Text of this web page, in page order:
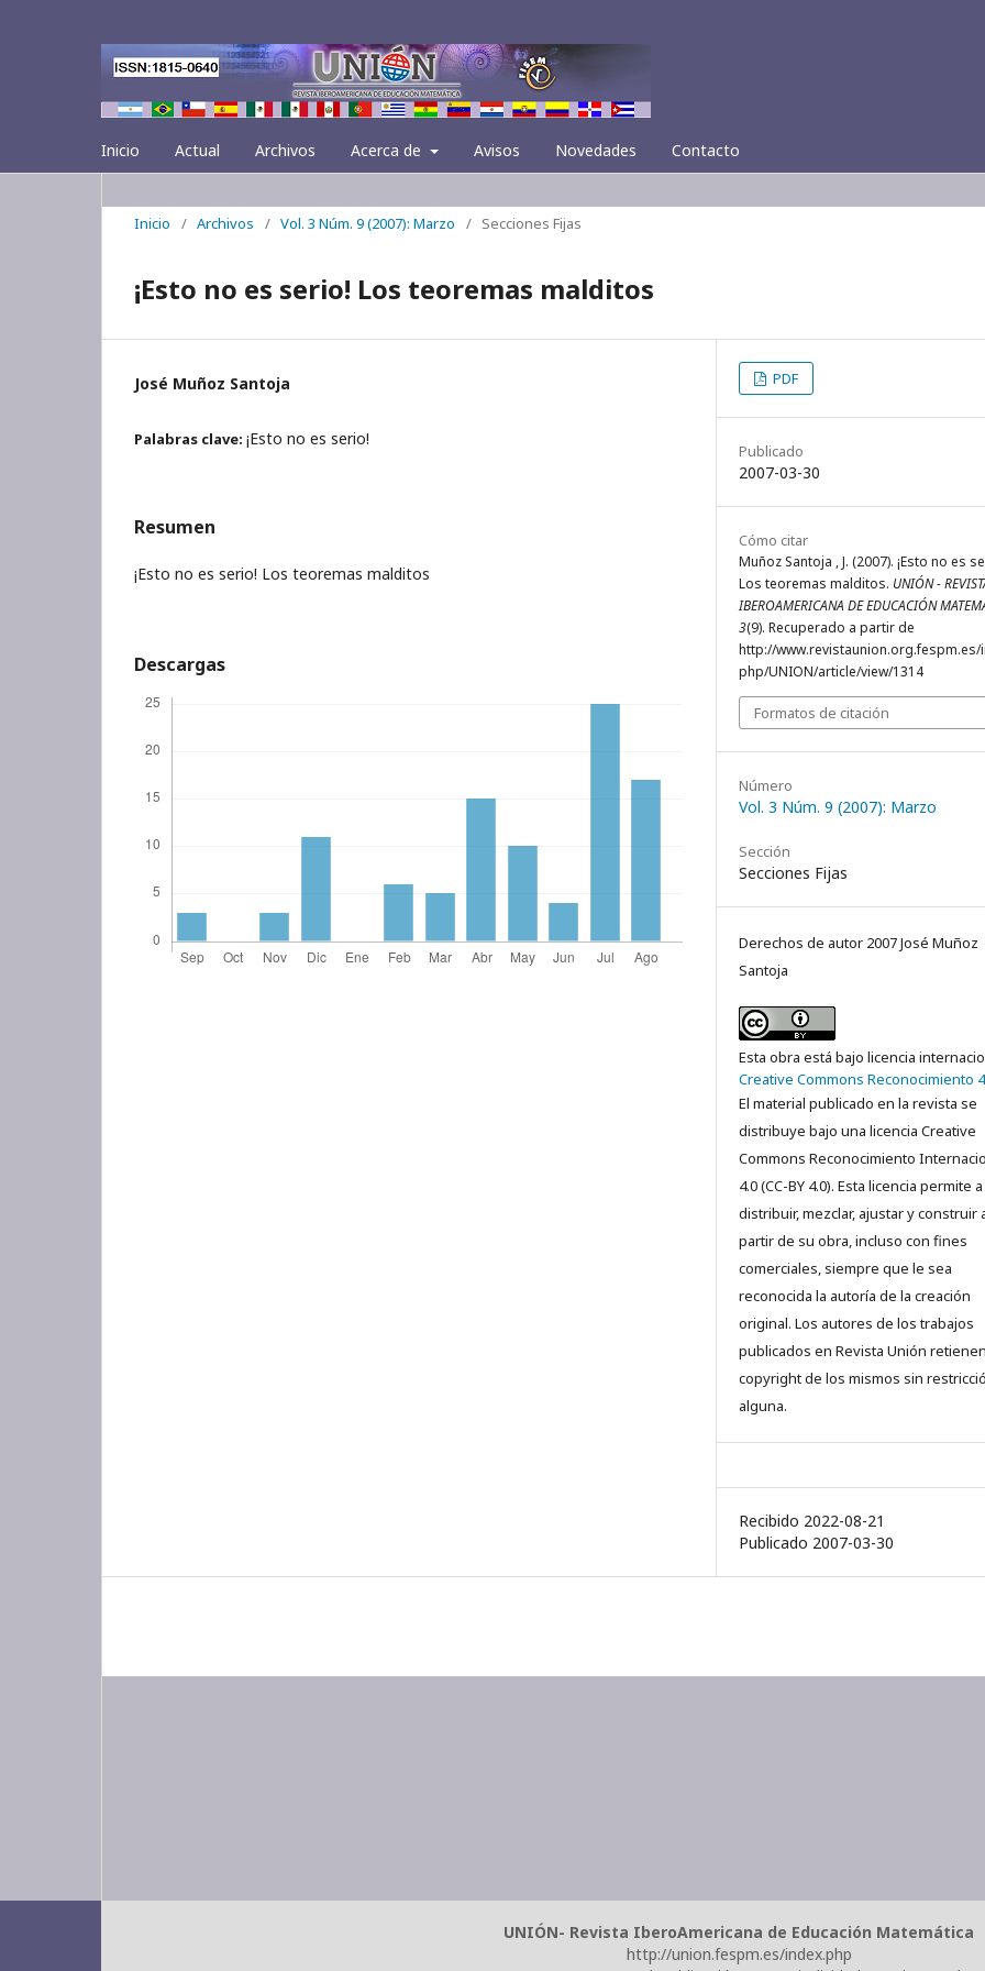
Inicio Actual Archivos Acerca de Avisos Novedades Contacto
Inicio / Archivos / Vol. 3 Núm. 9 (2007): Marzo / Secciones Fijas
¡Esto no es serio! Los teoremas malditos
José Muñoz Santoja
Palabras clave: ¡Esto no es serio!
Resumen
¡Esto no es serio! Los teoremas malditos
Descargas
PDF
Publicado
2007-03-30
Cómo citar
Muñoz Santoja , J. (2007). ¡Esto no es
Los teoremas malditos. UNIÓN -
IBEROAMERICANA DE EDUCACIÓN
3(9). Recuperado a partir de
http://www.revistaunion.org.fespm.es/
php/UNION/article/view/1314
Formatos de citación
Número
Vol. 3 Núm. 9 (2007): Marzo
Sección
Secciones Fijas
Derechos de autor 2007 José Muñoz
Santoja
Esta obra está bajo licencia
Creative Commons Reconocimiento
El material publicado en la revista se
distribuye bajo una licencia Creative
Commons Reconocimiento
4.0 (CC-BY 4.0). Esta licencia permite
distribuir, mezclar, ajustar y construir
partir de su obra, incluso con fines
comerciales, siempre que le sea
reconocida la autoría de la creación
original. Los autores de los trabajos
publicados en Revista Unión
copyright de los mismos sin
alguna.
Recibido 2022-08-21
Publicado 2007-03-30
UNIÓN- Revista IberoAmericana de Educación Matemática
http://union.fespm.es/index.php